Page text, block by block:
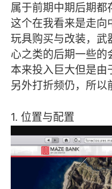
GTA6
彩虹六号 绝
属于前期中期后期都
这个在我看来是走向
玩具购买与改装，
心之类的后期一些的
本来投入巨大但是由
另外打折频仍，所以
1. 位置与配置